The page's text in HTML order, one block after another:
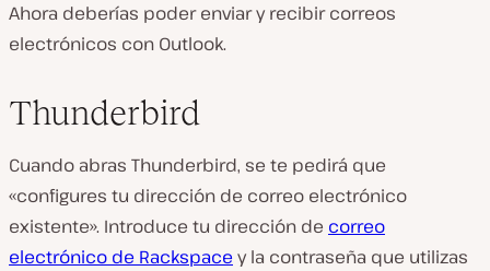
Ahora deberías poder enviar y recibir correos
electrónicos con Outlook.
Thunderbird
Cuando abras Thunderbird, se te pedirá que
«configures tu dirección de correo electrónico
existente». Introduce tu dirección de correo
electrónico de Rackspace y la contraseña que utilizas